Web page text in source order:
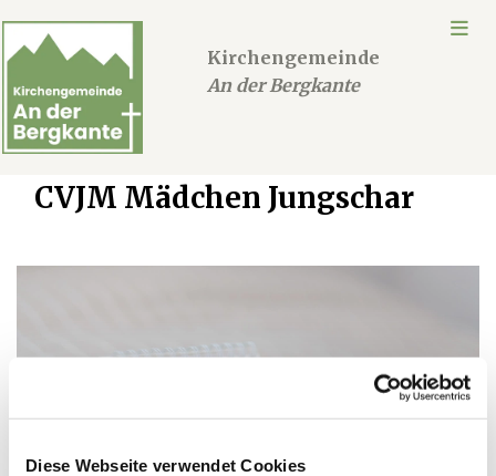
Diese Webseite verwendet Cookies
Kirchengemeinde
An der Bergkante
CVJM Mädchen Jungschar